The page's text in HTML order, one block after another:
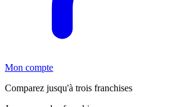
Mon compte
Comparez jusqu'à trois franchises